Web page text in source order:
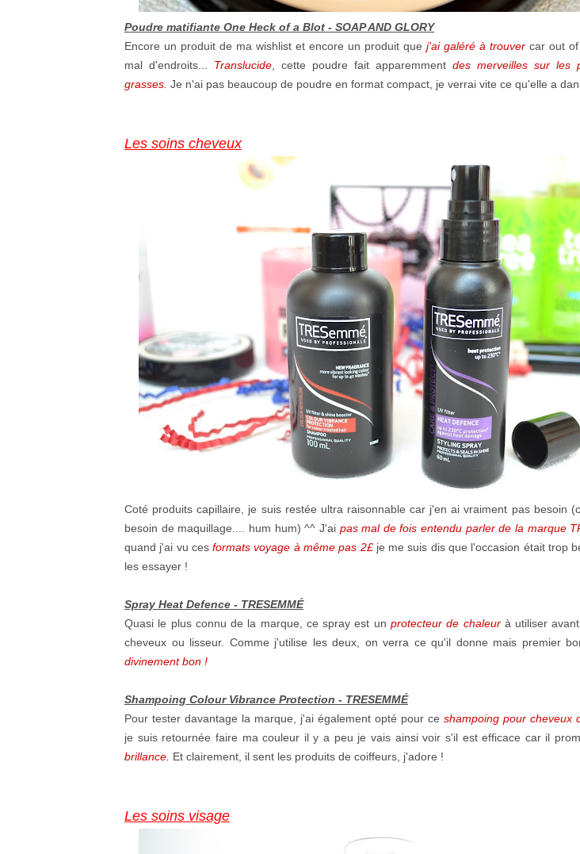
Poudre matifiante One Heck of a Blot - SOAP AND GLORY
Encore un produit de ma wishlist et encore un produit que j'ai galéré à trouver car out
mal d'endroits... Translucide , cette poudre fait apparemment des merveilles sur les
grasses. Je n'ai pas beaucoup de poudre en format compact, je verrai vite ce qu'elle a
Les soins cheveux
Coté produits capillaire, je suis restée ultra raisonnable car j'en ai vraiment pas besoin
besoin de maquillage.... hum hum) ^^ J'ai pas mal de fois entendu parler de la marque
quand j'ai vu cesformats voyage à même pas 2£je me suis dis que l'occasion était trop
les essayer !
Spray Heat Defence - TRESEMMÉ
Quasi le plus connu de la marque, ce spray est un protecteur de chaleur à utiliser
cheveux ou lisseur. Comme j'utilise les deux, on verra ce qu'il donne mais premier
divinement bon !
Shampoing Colour Vibrance Protection - TRESEMMÉ
Pour tester davantage la marque, j'ai également opté pour ce shampoing pour cheveux
je suis retournée faire ma couleur il y a peu je vais ainsi voir s'il est efficace car il
brillance. Et clairement, il sent les produits de coiffeurs, j'adore !
Les soins visage